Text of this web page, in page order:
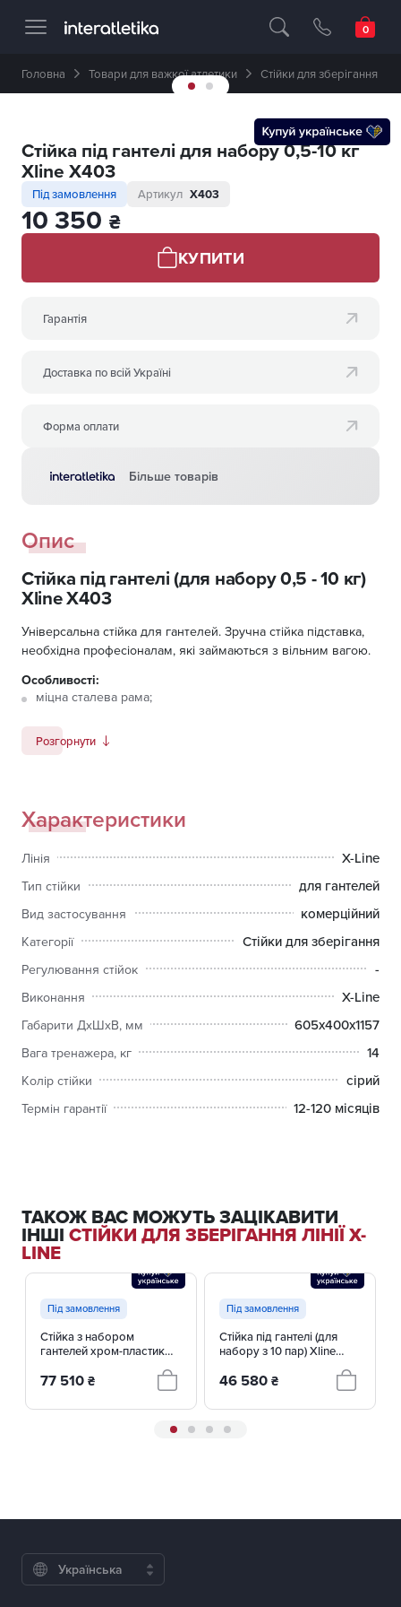
Професійне спортивне обладнання
Головна Товари для важкої атлетики Стійки для зберігання
Стійка під гантелі для набору 0,5-10 кг
Xline X403
Під замовлення Артикул X403
10 350 ₴
КУПИТИ
Гарантія
Доставка по всій Україні
Форма оплати
Більше товарів
Опис
Стійка під гантелі (для набору 0,5 - 10 кг)
Xline X403
Універсальна стійка для гантелей. Зручна стійка підставка,
необхідна професіоналам, які займаються з вільним вагою.
Особливості:
міцна сталева рама;
стійка конструкція;
на зварні рамні конструкції гарантія - 10 років.
Розгорнути
Характеристики
Лінія X-Line
Тип стійки для гантелей
Вид застосування комерційний
Категорії Стійки для зберігання
Регулювання стійок -
Виконання X-Line
Габарити ДхШхВ, мм 605x400x1157
Вага тренажера, кг 14
Колір стійки сірий
Термін гарантії 12-120 місяців
ТАКОЖ ВАС МОЖУТЬ ЗАЦІКАВИТИ
ІНШІ СТІЙКИ ДЛЯ ЗБЕРІГАННЯ ЛІНІЇ X-
LINE
Під замовлення
Стійка з набором
гантелей хром-пластик
77 510 ₴
Під замовлення
Стійка під гантелі (для
набору з 10 пар) Xline
46 580 ₴
Українська